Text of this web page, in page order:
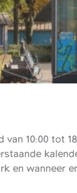
10:00 tot
en wanneer